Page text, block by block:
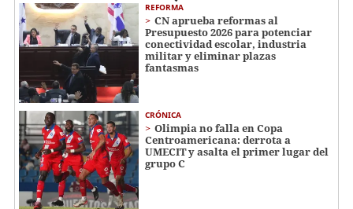
REFORMA
CN aprueba reformas al
Presupuesto 2026 para potenciar
conectividad escolar, industria
militar y eliminar plazas
fantasmas
CRÓNICA
Olimpia no falla en Copa
Centroamericana: derrota a
UMECIT y asalta el primer lugar del
grupo C